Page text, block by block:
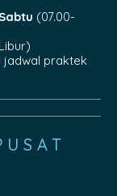
Sabtu (07.00-
praktek